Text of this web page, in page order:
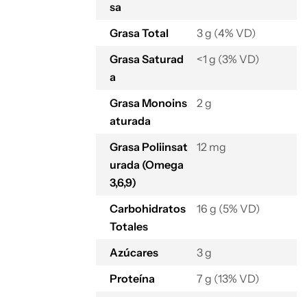
sa
Grasa Total
3 g (4% VD)
Grasa Saturad
a
<1 g (3% VD)
Grasa Monoins
aturada
2 g
Grasa Poliinsat
urada (Omega
3,6,9)
12 mg
Carbohidratos
Totales
16 g (5% VD)
Azúcares
3 g
Proteína
7 g (13% VD)